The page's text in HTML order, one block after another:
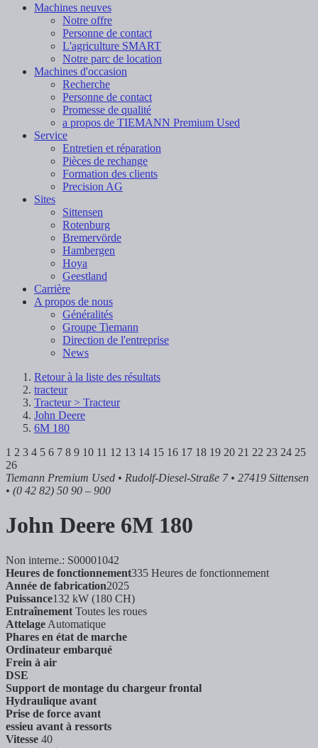
Machines neuves
Notre offre
Personne de contact
L'agriculture SMART
Notre parc de location
Machines d'occasion
Recherche
Personne de contact
Promesse de qualité
a propos de TIEMANN Premium Used
Service
Entretien et réparation
Pièces de rechange
Formation des clients
Precision AG
Sites
Sittensen
Rotenburg
Bremervörde
Hambergen
Hoya
Geestland
Carrière
A propos de nous
Généralités
Groupe Tiemann
Direction de l'entreprise
News
Retour à la liste des résultats
tracteur
Tracteur > Tracteur
John Deere
6M 180
1 2 3 4 5 6 7 8 9 10 11 12 13 14 15 16 17 18 19 20 21 22 23 24 25
26
Tiemann Premium Used • Rudolf-Diesel-Straße 7 • 27419 Sittensen
• (0 42 82) 50 90 – 900
John Deere 6M 180
Non interne.: S00001042
Heures de fonctionnement335 Heures de fonctionnement
Année de fabrication2025
Puissance132 kW (180 CH)
Entraînement Toutes les roues
Attelage Automatique
Phares en état de marche
Ordinateur embarqué
Frein à air
DSE
Support de montage du chargeur frontal
Hydraulique avant
Prise de force avant
essieu avant à ressorts
Vitesse 40